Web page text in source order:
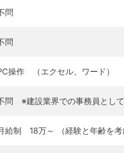
問
問
操作 （エクセル、ワード）
問 ※建設業界での事務員とし
給制 18万～ （経験と年齢を考